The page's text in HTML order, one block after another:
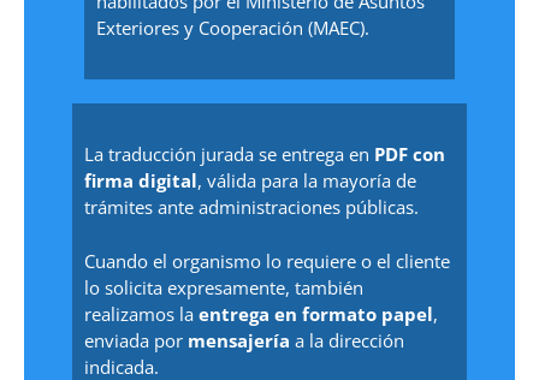
Exteriores y Cooperación (MAEC).
La traducción jurada se entrega en PDF con
firma digital, válida para la mayoría de
trámites ante administraciones públicas.
Cuando el organismo lo requiere o el cliente
lo solicita expresamente, también
realizamos la entrega en formato papel,
enviada por mensajería a la dirección
indicada.